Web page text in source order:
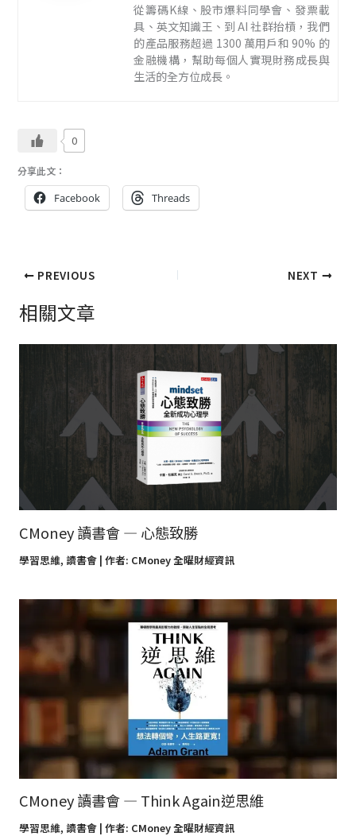
從籌碼K線、股市爆料同學會、發票載
具、英文知識王、到 AI 社群抬槓，我們
的產品服務超過 1300 萬用戶和 90% 的
金融機構，幫助每個人實現財務成長與
生活的全方位成長。
0
分享此文：
Facebook Threads
PREVIOUS NEXT
相關文章
CMoney 讀書會 — 心態致勝
學習思維, 讀書會| 作者: CMoney 全曜財經資訊
CMoney 讀書會 — Think Again逆思維
學習思維, 讀書會| 作者: CMoney 全曜財經資訊